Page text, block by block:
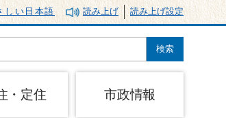
しい日本語 読み上げ 読み上げ設定
・定住 市政情報